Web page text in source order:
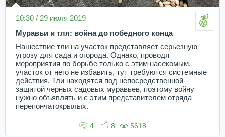
10:30 / 29 июля 2019
Муравьи и тля: война до победного конца
Нашествие тли на участок представляет серьезную
угрозу для сада и огорода. Однако, проводя
мероприятия по борьбе только с этим насекомым,
участок от него не избавить, тут требуются системные
действия. Тли находятся под непосредственной
защитой черных садовых муравьев, поэтому войну
нужно объявлять и с этим представителем отряда
перепончатокрылых.
4 8 5618